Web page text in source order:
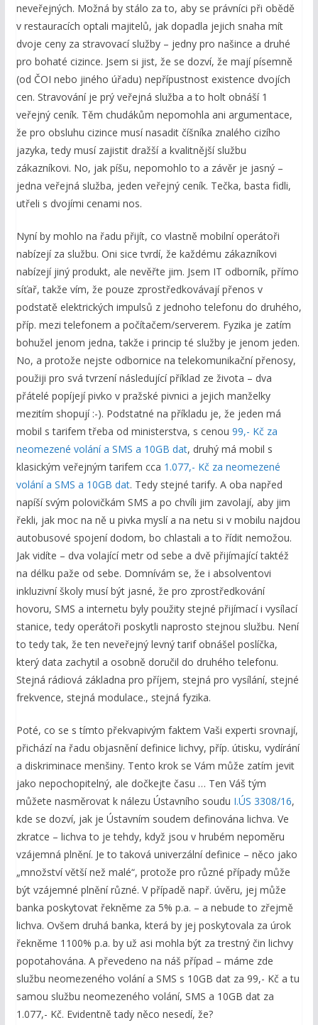
neveřejných. Možná by stálo za to, aby se právníci při obědě
v restauracích optali majitelů, jak dopadla jejich snaha mít
dvoje ceny za stravovací služby – jedny pro našince a druhé
pro bohaté cizince. Jsem si jist, že se dozví, že mají písemně
(od ČOI nebo jiného úřadu) nepřípustnost existence dvojích
cen. Stravování je prý veřejná služba a to holt obnáší 1
veřejný ceník. Těm chudákům nepomohla ani argumentace,
že pro obsluhu cizince musí nasadit číšníka znalého cizího
jazyka, tedy musí zajistit dražší a kvalitnější službu
zákazníkovi. No, jak píšu, nepomohlo to a závěr je jasný –
jedna veřejná služba, jeden veřejný ceník. Tečka, basta fidli,
utřeli s dvojími cenami nos.
Nyní by mohlo na řadu přijít, co vlastně mobilní operátoři
nabízejí za službu. Oni sice tvrdí, že každému zákazníkovi
nabízejí jiný produkt, ale nevěřte jim. Jsem IT odborník, přímo
síťař, takže vím, že pouze zprostředkovávají přenos v
podstatě elektrických impulsů z jednoho telefonu do druhého,
příp. mezi telefonem a počítačem/serverem. Fyzika je zatím
bohužel jenom jedna, takže i princip té služby je jenom jeden.
No, a protože nejste odbornice na telekomunikační přenosy,
použiji pro svá tvrzení následující příklad ze života – dva
přátelé popíjejí pivko v pražské pivnici a jejich manželky
mezitím shopují :-). Podstatné na příkladu je, že jeden má
mobil s tarifem třeba od ministerstva, s cenou 99,- Kč za
neomezené volání a SMS a 10GB dat, druhý má mobil s
klasickým veřejným tarifem cca 1.077,- Kč za neomezené
volání a SMS a 10GB dat. Tedy stejné tarify. A oba napřed
napíší svým polovičkám SMS a po chvíli jim zavolají, aby jim
řekli, jak moc na ně u pivka myslí a na netu si v mobilu najdou
autobusové spojení dodom, bo chlastali a to řídit nemožou.
Jak vidíte – dva volající metr od sebe a dvě přijímající taktéž
na délku paže od sebe. Domnívám se, že i absolventovi
inkluzivní školy musí být jasné, že pro zprostředkování
hovoru, SMS a internetu byly použity stejné přijímací i vysílací
stanice, tedy operátoři poskytli naprosto stejnou službu. Není
to tedy tak, že ten neveřejný levný tarif obnášel poslíčka,
který data zachytil a osobně doručil do druhého telefonu.
Stejná rádiová základna pro příjem, stejná pro vysílání, stejné
frekvence, stejná modulace., stejná fyzika.
Poté, co se s tímto překvapivým faktem Vaši experti srovnají,
přichází na řadu objasnění definice lichvy, příp. útisku, vydírání
a diskriminace menšiny. Tento krok se Vám může zatím jevit
jako nepochopitelný, ale dočkejte času … Ten Váš tým
můžete nasměrovat k nálezu Ústavního soudu I.ÚS 3308/16,
kde se dozví, jak je Ústavním soudem definována lichva. Ve
zkratce – lichva to je tehdy, když jsou v hrubém nepoměru
vzájemná plnění. Je to taková univerzální definice – něco jako
„množství větší než malé“, protože pro různé případy může
být vzájemné plnění různé. V případě např. úvěru, jej může
banka poskytovat řekněme za 5% p.a. – a nebude to zřejmě
lichva. Ovšem druhá banka, která by jej poskytovala za úrok
řekněme 1100% p.a. by už asi mohla být za trestný čin lichvy
popotahována. A převedeno na náš případ – máme zde
službu neomezeného volání a SMS s 10GB dat za 99,- Kč a tu
samou službu neomezeného volání, SMS a 10GB dat za
1.077,- Kč. Evidentně tady něco nesedí, že?